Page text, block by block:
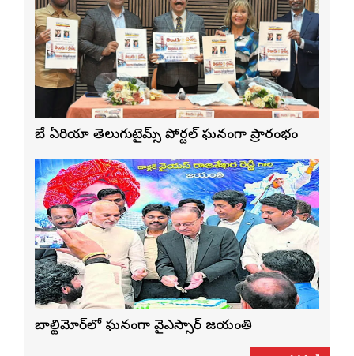
బే ఏరియా తెలుగుటైమ్స్ పోర్టల్ ఘనంగా ప్రారంభం
బాల్టిమోర్‌లో ఘనంగా వైఎస్సార్‌ జయంతి